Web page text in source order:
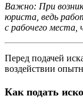
Важно: При
юриста, ведь
с рабочего места,
Перед подачей
воздействии
Как подать